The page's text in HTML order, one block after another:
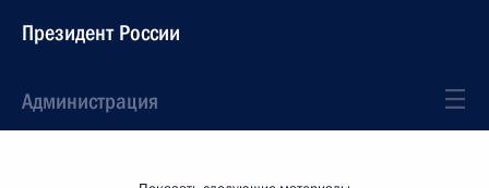
Президент России
Администрация